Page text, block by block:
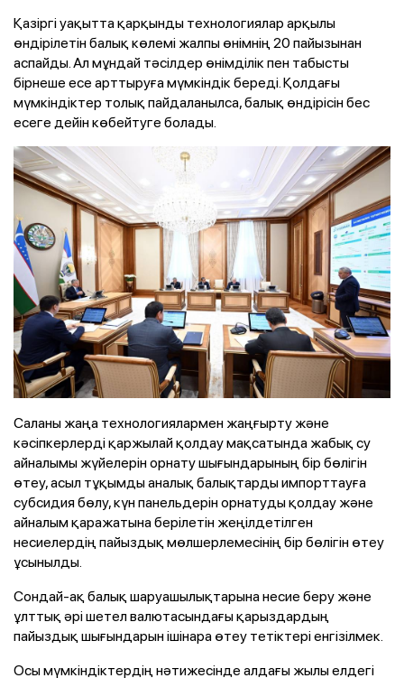
Қазіргі уақытта қарқынды технологиялар арқылы
өндірілетін балық көлемі жалпы өнімнің 20 пайызынан
аспайды. Ал мұндай тәсілдер өнімділік пен табысты
бірнеше есе арттыруға мүмкіндік береді. Қолдағы
мүмкіндіктер толық пайдаланылса, балық өндірісін бес
есеге дейін көбейтуге болады.
Саланы жаңа технологиялармен жаңғырту және
кәсіпкерлерді қаржылай қолдау мақсатында жабық су
айналымы жүйелерін орнату шығындарының бір бөлігін
өтеу, асыл тұқымды аналық балықтарды импорттауға
субсидия бөлу, күн панельдерін орнатуды қолдау және
айналым қаражатына берілетін жеңілдетілген
несиелердің пайыздық мөлшерлемесінің бір бөлігін өтеу
ұсынылды.
Сондай-ақ балық шаруашылықтарына несие беру және
ұлттық әрі шетел валютасындағы қарыздардың
пайыздық шығындарын ішінара өтеу тетіктері енгізілмек.
Осы мүмкіндіктердің нәтижесінде алдағы жылы елдегі